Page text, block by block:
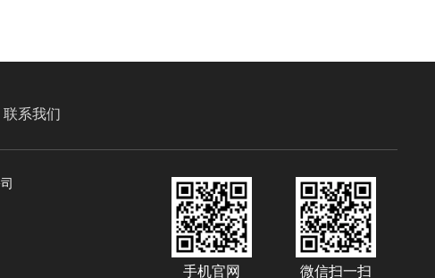
联系我们
手机官网 微信扫一扫